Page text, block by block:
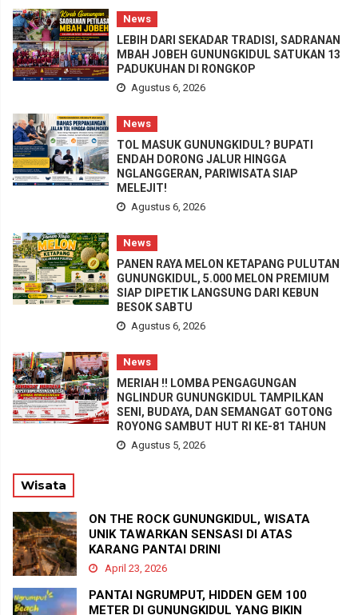
News
LEBIH DARI SEKADAR TRADISI, SADRANAN
MBAH JOBEH GUNUNGKIDUL SATUKAN 13
PADUKUHAN DI RONGKOP
Agustus 6, 2026
News
TOL MASUK GUNUNGKIDUL? BUPATI
ENDAH DORONG JALUR HINGGA
NGLANGGERAN, PARIWISATA SIAP
MELEJIT!
Agustus 6, 2026
News
PANEN RAYA MELON KETAPANG PULUTAN
GUNUNGKIDUL, 5.000 MELON PREMIUM
SIAP DIPETIK LANGSUNG DARI KEBUN
BESOK SABTU
Agustus 6, 2026
News
MERIAH !! LOMBA PENGAGUNGAN
NGLINDUR GUNUNGKIDUL TAMPILKAN
SENI, BUDAYA, DAN SEMANGAT GOTONG
ROYONG SAMBUT HUT RI KE-81 TAHUN
Agustus 5, 2026
Wisata
ON THE ROCK GUNUNGKIDUL, WISATA
UNIK TAWARKAN SENSASI DI ATAS
KARANG PANTAI DRINI
April 23, 2026
PANTAI NGRUMPUT, HIDDEN GEM 100
METER DI GUNUNGKIDUL YANG BIKIN